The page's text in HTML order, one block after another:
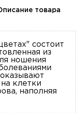
товара
состоит
из
ношения
клетки
наполняя